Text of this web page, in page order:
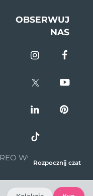
OBSERWUJ
NAS
Wszelkie prawa
zastrzeżone
Rozpocznij czat